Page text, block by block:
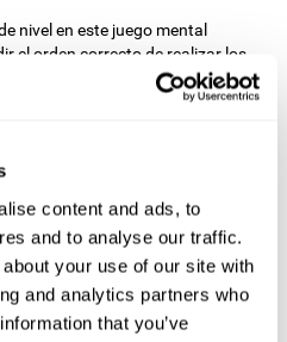
content and ads, to
and to analyse our traffic.
your use of our site with
and analytics partners who
that you’ve
nivel en este juego mental
el orden correcto de realizar los
las letras que conforman
es fundamental para
permite "pensar en el futuro" y
de correcta de ejecutar una
específica. Como por ejemplo,
vamos a resolver las tareas de la
a un lugar determinado, cómo
o qué tareas debemos